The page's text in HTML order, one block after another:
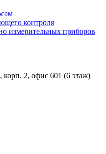
контроля
измерительных приборов
2, офис 601 (6 этаж)